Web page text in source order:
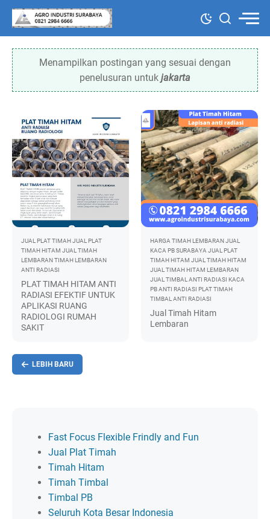
Menampilkan postingan yang sesuai dengan
penelusuran untuk jakarta
JUAL PLAT TIMAHJUAL PLAT
TIMAH HITAM JUAL TIMAH
LEMBARANTIMAH LEMBARAN
ANTI RADIASI
PLAT TIMAH HITAM ANTI
RADIASI EFEKTIF UNTUK
APLIKASI RUANG
RADIOLOGI RUMAH
SAKIT
HARGA TIMAH LEMBARANJUAL
KACA PB SURABAYA JUAL PLAT
TIMAH HITAM JUAL TIMAH HITAM
JUAL TIMAH HITAM LEMBARAN
JUAL TIMBAL ANTI RADIASI KACA
PB ANTI RADIASI PLAT TIMAH
TIMBAL ANTI RADIASI
Jual Timah Hitam
Lembaran
LEBIH BARU
Fast Focus Flexible Frindly and Fun
Jual Plat Timah
Timah Hitam
Timah Timbal
Timbal PB
Seluruh Kota Besar Indonesia